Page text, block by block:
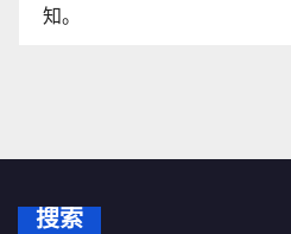
知。
搜索